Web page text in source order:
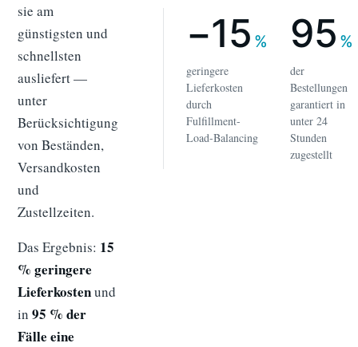
sie am
günstigsten und
schnellsten
ausliefert —
unter
Berücksichtigung
von Beständen,
Versandkosten
und
Zustellzeiten.
Das Ergebnis: 15
% geringere
Lieferkostenund
in95 % der
Fälle eine
−15 %
geringere
Lieferkosten
durch
Fulfillment-
Load-Balancing
95 %
der
Bestellungen
garantiert in
unter 24
Stunden
zugestellt